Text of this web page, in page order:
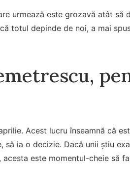
urmează este grozavă atât să
totul depinde de noi, a mai
Acest lucru înseamnă că
ia o decizie. Dacă unii știu
este momentul-cheie să